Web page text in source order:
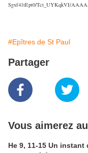
Sgxf41tEpt0/Tct_UYKqkVI/
#Epîtres de St Paul
Partager
Vous aimerez
He 9, 11-15 Un instant